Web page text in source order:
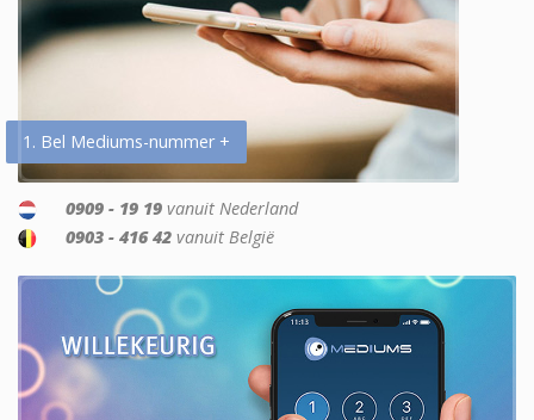
1. Bel Mediums-nummer +
0909 - 19 19 vanuit Nederland
0903 - 416 42 vanuit België